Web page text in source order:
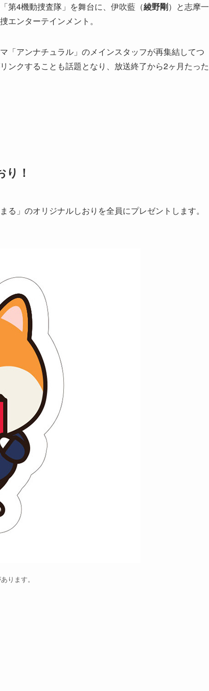
第4機動捜査隊」を舞台に、伊吹藍（綾野剛）と志摩一
エンターテインメント。
「アンナチュラル」のメインスタッフが再集結してつ
ンクすることも話題となり、放送終了から2ヶ月たった
！
」のオリジナルしおりを全員にプレゼントします。
ります。